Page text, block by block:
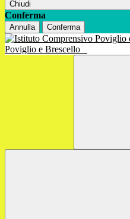
Chiudi
Conferma
Annulla Conferma
Poviglio e Brescello